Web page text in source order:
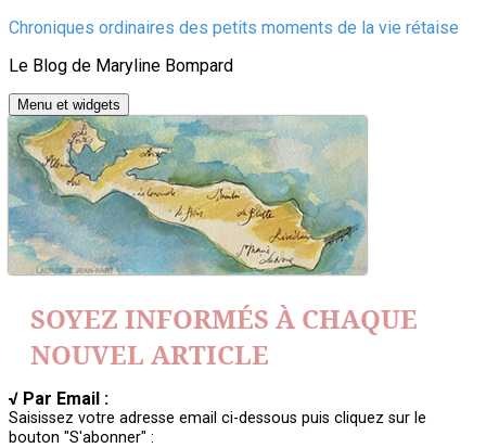
Aller
contenu
Chroniques ordinaires des petits moments de la vie rétaise
Le Blog de Maryline Bompard
Menu et widgets
SOYEZ INFORMÉS À CHAQUE
NOUVEL ARTICLE
√ Par Email :
Saisissez votre adresse email ci-dessous puis cliquez sur le
bouton "S'abonner" :